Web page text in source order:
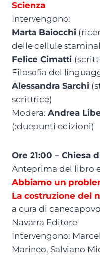
Scienza
Intervengono:
Marta Baiocchi
delle cellule
Felice Cimatti
Filosofia del
Alessandra Sarchi
scrittrice)
Modera: Andrea
(:duepunti edizioni)
Ore 21:00 – Chiesa
Anteprima del libro
Abbiamo un
La costruzione del
a cura di
Navarra Editore
Intervengono:
Marineo, Salviano